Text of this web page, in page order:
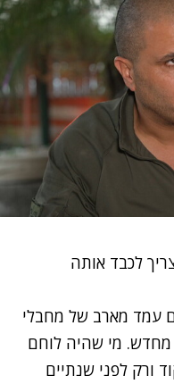
לכבד אותה
עמד מארב של מחבלי
מי שהיה לוחם
ורק לפני שנתיים